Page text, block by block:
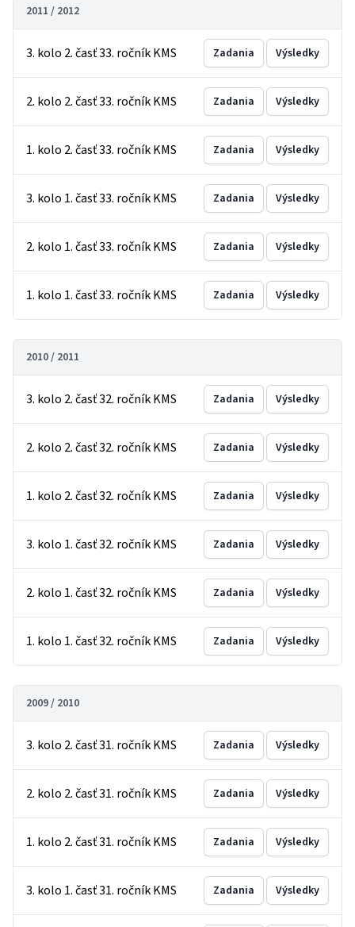
2011 / 2012
3. kolo 2. časť 33. ročník KMS Zadania Výsledky
2. kolo 2. časť 33. ročník KMS Zadania Výsledky
1. kolo 2. časť 33. ročník KMS Zadania Výsledky
3. kolo 1. časť 33. ročník KMS Zadania Výsledky
2. kolo 1. časť 33. ročník KMS Zadania Výsledky
1. kolo 1. časť 33. ročník KMS Zadania Výsledky
2010 / 2011
3. kolo 2. časť 32. ročník KMS Zadania Výsledky
2. kolo 2. časť 32. ročník KMS Zadania Výsledky
1. kolo 2. časť 32. ročník KMS Zadania Výsledky
3. kolo 1. časť 32. ročník KMS Zadania Výsledky
2. kolo 1. časť 32. ročník KMS Zadania Výsledky
1. kolo 1. časť 32. ročník KMS Zadania Výsledky
2009 / 2010
3. kolo 2. časť 31. ročník KMS Zadania Výsledky
2. kolo 2. časť 31. ročník KMS Zadania Výsledky
1. kolo 2. časť 31. ročník KMS Zadania Výsledky
3. kolo 1. časť 31. ročník KMS Zadania Výsledky